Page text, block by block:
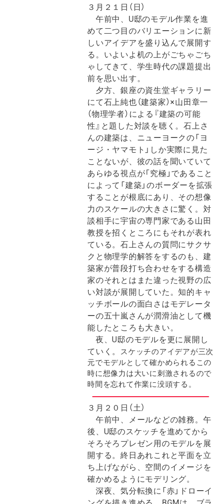
３月２１日（日）
午前中、U邸のモデル作業を進
めて二つ目のバリエーションに新
しいアイデアを盛り込んで展開す
る。いよいよ机の上がごちゃごち
ゃしてきて、学生時代の課題提出
前を思い出す。
夕方、銀座の資生堂ギャラリー
にて石上純也（建築家）×山田章一
（物理学者）による『建築の可能
性』と題した対談を聴く。石上さ
んの建築は、ニューヨークの「ヨ
ージ・ヤマモト」しか実際に見た
ことないが、彼の話を聞いていて
あらゆる視点が「究極」であること
によって「建築」のボーダーを拡張
することが根底にあり、その想像
力のスケールの大きさに驚く。対
談相手に宇宙の専門家である山田
教授を招くところにもそれが表れ
ている。石上さんの質問にサクサ
クと物理学的解答をするのも、建
築家が普段打ち合わせをする構造
家のそれとはまた違った視野の広
い対談が展開していた。知的キャ
ッチボールの面白さはモデレータ
ーの五十嵐さんが潤滑油として機
能したところも大きい。
夜、U邸のモデルを更に展開し
ていく。 スケッチのアイデアが三次
元でモデルとして確かめられるこの
時に想像力は大いに刺激されるので
時間を忘れて作業に没頭する。
３月２０日（土）
午前中、メールなどの雑務。午
後、U邸のスケッチを進めてから
そろそろプレゼン用のモデルを展
開する。終日あれこれと平面を立
ち上げながら、空間のイメージを
確かめるようにモデリング。
深夜、気分転換に「赤」ドローイ